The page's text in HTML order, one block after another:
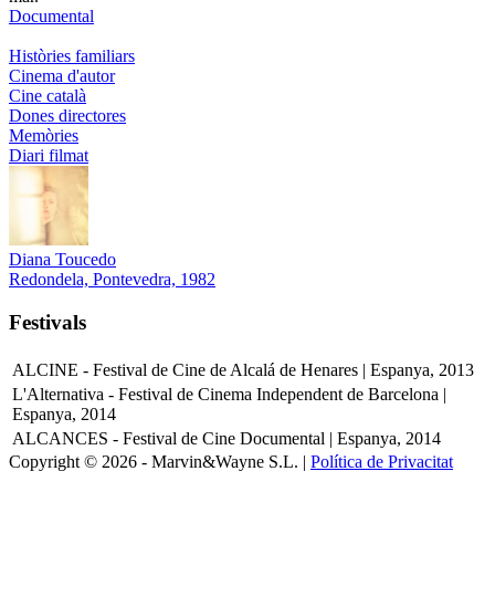
Documental
Històries familiars
Cinema d'autor
Cine català
Dones directores
Memòries
Diari filmat
Diana Toucedo
Redondela, Pontevedra, 1982
Festivals
ALCINE - Festival de Cine de Alcalá de Henares | Espanya, 2013
L'Alternativa - Festival de Cinema Independent de Barcelona |
Espanya, 2014
ALCANCES - Festival de Cine Documental | Espanya, 2014
Copyright © 2026 - Marvin&Wayne S.L. | Política de Privacitat